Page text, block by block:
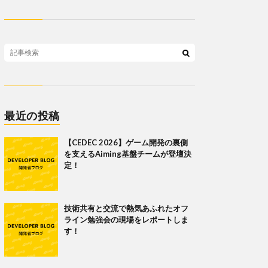
最近の投稿
【CEDEC 2026】ゲーム開発の裏側
を支えるAiming基盤チームが登壇決
定！
技術共有と交流で熱気あふれたオフ
ライン勉強会の現場をレポートしま
す！